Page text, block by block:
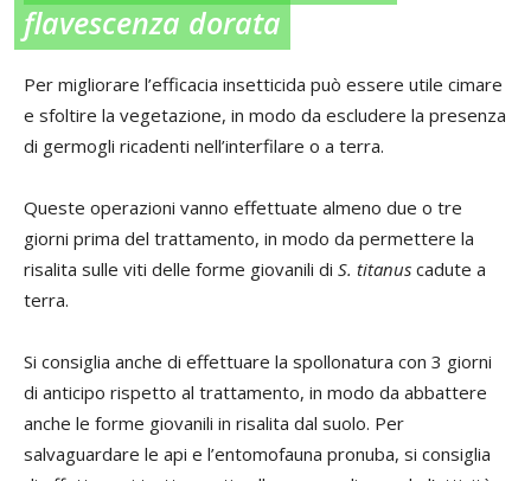
flavescenza dorata
Per migliorare l’efficacia insetticida può essere utile cimare
e sfoltire la vegetazione, in modo da escludere la presenza
di germogli ricadenti nell’interfilare o a terra.
Queste operazioni vanno effettuate almeno due o tre
giorni prima del trattamento, in modo da permettere la
risalita sulle viti delle forme giovanili di S. titanus cadute a
terra.
Si consiglia anche di effettuare la spollonatura con 3 giorni
di anticipo rispetto al trattamento, in modo da abbattere
anche le forme giovanili in risalita dal suolo. Per
salvaguardare le api e l’entomofauna pronuba, si consiglia